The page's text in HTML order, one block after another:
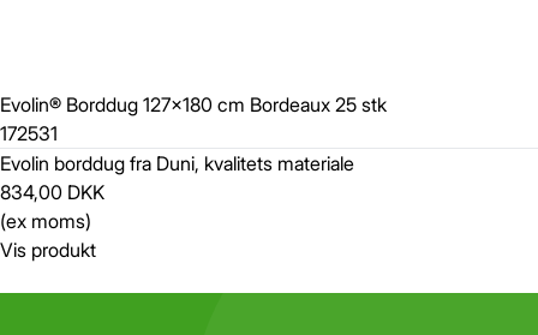
Evolin® Borddug 127x180 cm Bordeaux 25 stk
172531
Evolin borddug fra Duni, kvalitets materiale
834,00 DKK
(ex moms)
Vis produkt